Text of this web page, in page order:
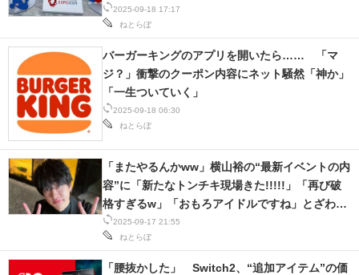
2025-09-18 17:17
ねとらぼ
2025-09-18 06:30
ねとらぼ
バーガーキングのアプリを開いたら…… 「マ
ジ？」衝撃のクーポン内容にネット騒然「神か」
「一生ついていく」
2025-09-17 21:55
ねとらぼ
「またやるんかww」横山裕の“最新イベントの内
容”に「新たなトンチキ現場きた!!!!!」「再び破
格すぎるw」「おもろアイドルですね」とざわつ
く
「腰抜かした」 Switch2、“追加アイテム”の価